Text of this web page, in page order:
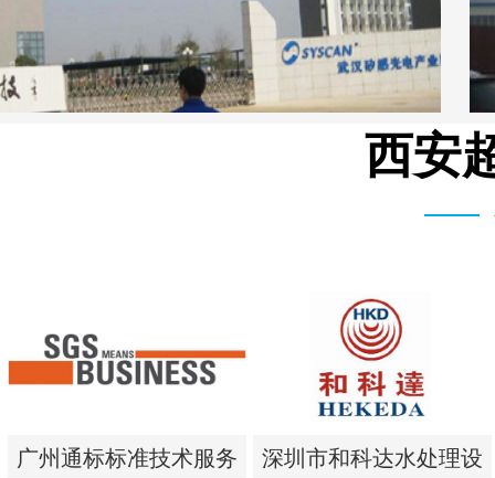
西安
广州通标标准技术服务
深圳市和科达水处理设